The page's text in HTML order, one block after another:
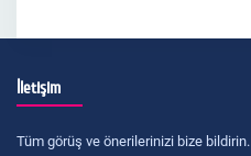
İletişim
Tüm görüş ve önerilerinizi bize bildirin.